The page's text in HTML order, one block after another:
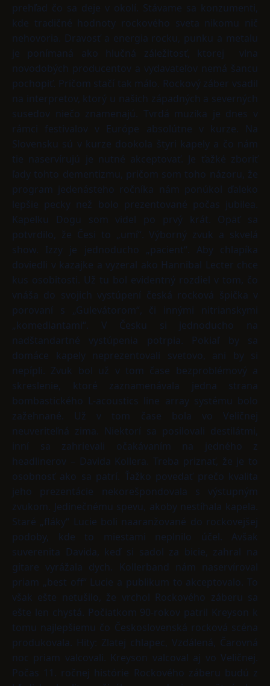
prehľad čo sa deje v okolí. Stávame sa konzumenti,
kde tradičné hodnoty rockového sveta nikomu nič
nehovoria. Dravosť a energia rocku, punku a metalu
je ponímaná ako hlučná záležitosť, ktorej vlna
novodobých producentov a vydavateľov nemá šancu
pochopiť. Pričom stačí tak málo. Rockový záber vsadil
na interpretov, ktorý u našich západných a severných
susedov niečo znamenajú. Tvrdá muzika je dnes v
rámci festivalov v Európe absolútne v kurze. Na
Slovensku sú v kurze dookola štyri kapely a čo nám
tie naservírujú je nutné akceptovať. Je ťažké zboriť
ľady tohto dementizmu, pričom som toho názoru, že
program jedenásteho ročníka nám ponúkol ďaleko
lepšie pecky než bolo prezentované počas jubilea.
Kapelku Dogu som videl po prvý krát. Opäť sa
potvrdilo, že Česi to „umí“. Výborný zvuk a skvelá
show. Izzy je jednoducho „pacient“. Aby chlapíka
doviedli v kazajke a vyzeral ako Hannibal Lecter chce
kus osobitosti. Už tu bol evidentný rozdiel v tom, čo
vnáša do svojich vystúpení česká rocková špička v
porovaní s „Gulevátorom“, či innými nitrianskymi
„komediantami“. V Česku si jednoducho na
nadštandartné vystúpenia potrpia. Pokiaľ by sa
domáce kapely neprezentovali svetovo, ani by si
nepípli. Zvuk bol už v tom čase bezproblémový a
skreslenie, ktoré zaznamenávala jedna strana
bombastického L-acoustics line array systému bolo
zažehnané. Už v tom čase bola vo Veličnej
neuveriteľná zima. Niektorí sa posilovali destilátmi,
inní sa zahrievali očakávaním na jedného z
headlinerov – Davida Kollera. Treba priznať, že je to
osobnosť ako sa patrí. Ťažko povedať prečo kvalita
jeho prezentácie nekorešpondovala s výstupným
zvukom. Jedinečnému spevu, akoby nestíhala kapela.
Staré „fláky“ Lucie boli naaranžované do rockovejšej
podoby, kde to miestami neplnilo účel. Avšak
suverenita Davida, keď si sadol za bicie, zahral na
gitare vyrážala dych. Kollerband nám naservíroval
priam „best off“ Lucie a publikum to akceptovalo. To
však ešte netušilo, že vrchol Rockového záberu sa
ešte len chystá. Počiatkom 90-rokov patril Kreyson k
tomu najlepšiemu čo Československá rocková scéna
produkovala. Hity: Zlatej chlapec, Vzdálená, Čarovná
noc priam valcovali. Kreyson valcoval aj vo Veličnej.
Počas 11. ročnej histórie Rockového záberu budú z